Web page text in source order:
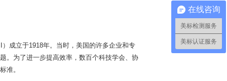
成立于1918年。当时，美国的许多企业和专
。为了进一步提高效率，数百个科技学会、协
准。
在线咨询
美标检测服务
美标认证服务